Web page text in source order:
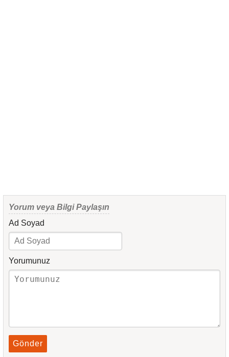
Yorum veya Bilgi Paylaşın
Ad Soyad
Yorumunuz
Gönder